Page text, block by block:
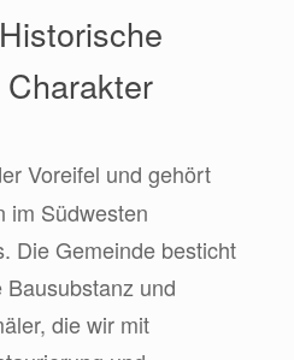
Voreifel und gehört
im Südwesten
Die Gemeinde besticht
und
die wir mit